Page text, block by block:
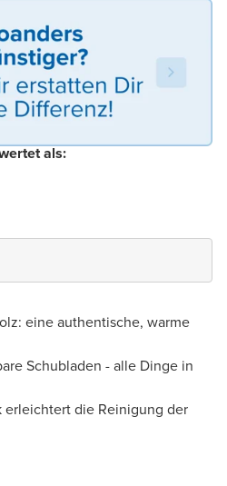
als:
eine authentische, warme
Schubladen - alle Dinge in
erleichtert die Reinigung der